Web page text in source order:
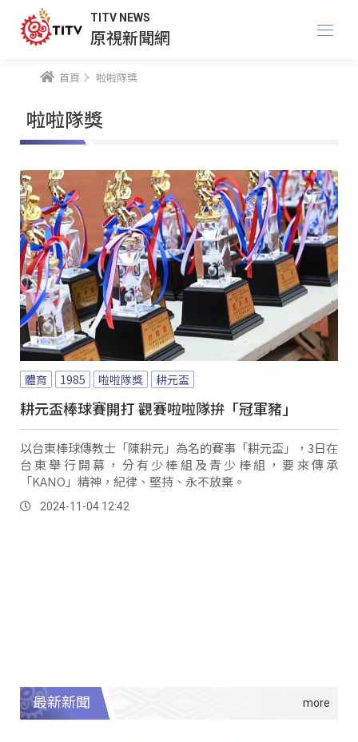
TITV NEWS
原視新聞網
首頁 啦啦隊獎
啦啦隊獎
體育 1985 啦啦隊獎 耕元盃
耕元盃棒球賽開打 觀賽啦啦隊拚「冠軍豬」
以台東棒球傳教士「陳耕元」為名的賽事「耕元盃」，3日在
台東舉行開幕，分有少棒組及青少棒組，要來傳承
「KANO」精神，紀律、堅持、永不放棄。
2024-11-04 12:42
最新新聞